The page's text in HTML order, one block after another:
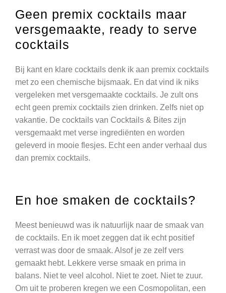
Geen premix cocktails maar
versgemaakte, ready to serve
cocktails
Bij kant en klare cocktails denk ik aan premix cocktails
met zo een chemische bijsmaak. En dat vind ik niks
vergeleken met versgemaakte cocktails. Je zult ons
echt geen premix cocktails zien drinken. Zelfs niet op
vakantie. De cocktails van Cocktails & Bites zijn
versgemaakt met verse ingrediënten en worden
geleverd in mooie flesjes. Echt een ander verhaal dus
dan premix cocktails.
En hoe smaken de cocktails?
Meest benieuwd was ik natuurlijk naar de smaak van
de cocktails. En ik moet zeggen dat ik echt positief
verrast was door de smaak. Alsof je ze zelf vers
gemaakt hebt. Lekkere verse smaak en prima in
balans. Niet te veel alcohol. Niet te zoet. Niet te zuur.
Om uit te proberen kregen we een Cosmopolitan, een